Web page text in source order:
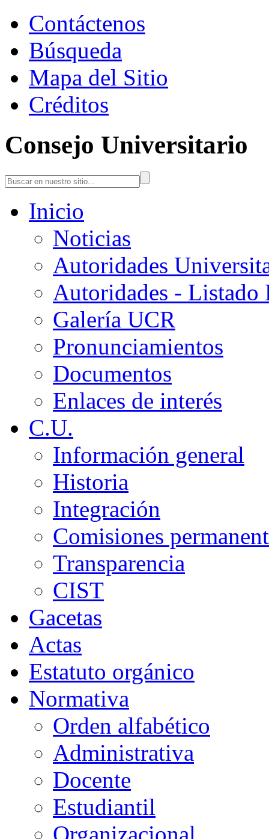
Contáctenos
Búsqueda
Mapa del Sitio
Créditos
Consejo Universitario
Inicio
Noticias
Autoridades
Autoridades - Listado
Galería UCR
Pronunciamientos
Documentos
Enlaces de interés
C.U.
Información general
Historia
Integración
Comisiones
Transparencia
CIST
Gacetas
Actas
Estatuto orgánico
Normativa
Orden alfabético
Administrativa
Docente
Estudiantil
Organizacional